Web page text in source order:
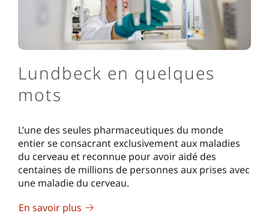
Lundbeck en quelques
mots
L’une des seules pharmaceutiques du monde
entier se consacrant exclusivement aux maladies
du cerveau et reconnue pour avoir aidé des
centaines de millions de personnes aux prises avec
une maladie du cerveau.
En savoir plus